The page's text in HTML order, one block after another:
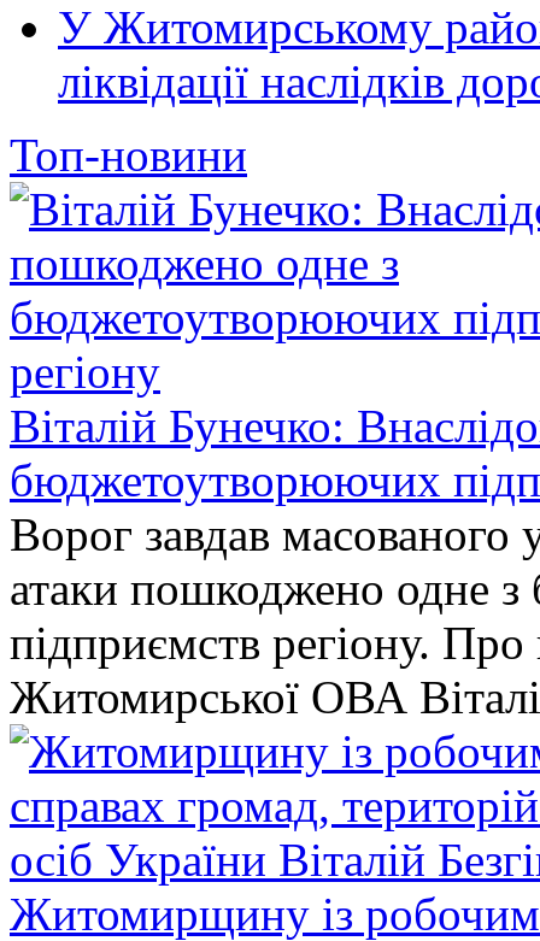
У Житомирському
ліквідації наслідків
Топ-новини
Віталій Бунечко:
бюджетоутворюючих
Ворог завдав масованого
атаки пошкоджено одне
підприємств регіону.
Житомирської ОВА
Житомирщину із робочим